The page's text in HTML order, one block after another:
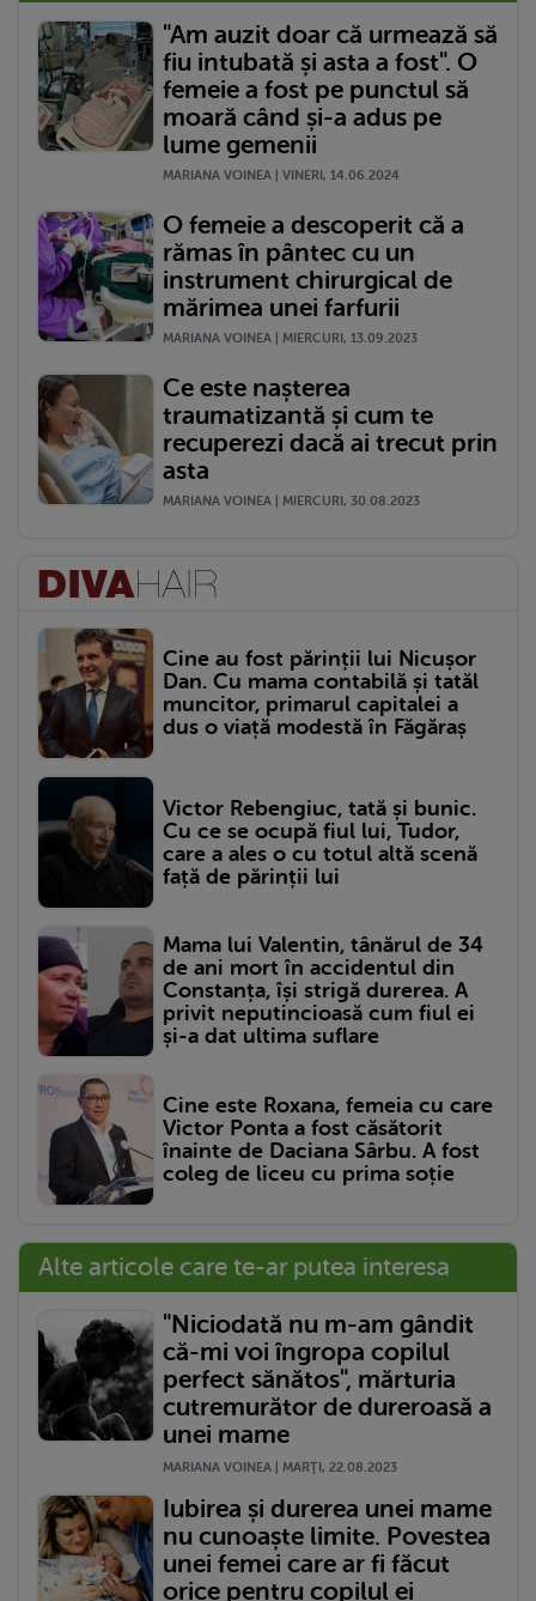
"Am auzit doar că urmează să
fiu intubată și asta a fost". O
femeie a fost pe punctul să
moară când și-a adus pe
lume gemenii
MARIANA VOINEA | VINERI, 14.06.2024
O femeie a descoperit că a
rămas în pântec cu un
instrument chirurgical de
mărimea unei farfurii
MARIANA VOINEA | MIERCURI, 13.09.2023
Ce este nașterea
traumatizantă și cum te
recuperezi dacă ai trecut prin
asta
MARIANA VOINEA | MIERCURI, 30.08.2023
Cine au fost părinții lui Nicușor
Dan. Cu mama contabilă și tatăl
muncitor, primarul capitalei a
dus o viață modestă în Făgăraș
Victor Rebengiuc, tată și bunic.
Cu ce se ocupă fiul lui, Tudor,
care a ales o cu totul altă scenă
față de părinții lui
Mama lui Valentin, tânărul de 34
de ani mort în accidentul din
Constanța, își strigă durerea. A
privit neputincioasă cum fiul ei
și-a dat ultima suflare
Cine este Roxana, femeia cu care
Victor Ponta a fost căsătorit
înainte de Daciana Sârbu. A fost
coleg de liceu cu prima soție
Alte articole care te-ar putea interesa
"Niciodată nu m-am gândit
că-mi voi îngropa copilul
perfect sănătos", mărturia
cutremurător de dureroasă a
unei mame
MARIANA VOINEA | MARŢI, 22.08.2023
Iubirea și durerea unei mame
nu cunoaște limite. Povestea
unei femei care ar fi făcut
orice pentru copilul ei